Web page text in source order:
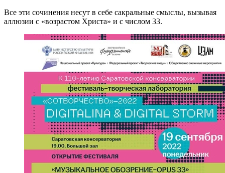
Все эти сочинения несут в себе сакральные смыслы, вызывая
аллюзии с «возрастом Христа» и с числом 33.